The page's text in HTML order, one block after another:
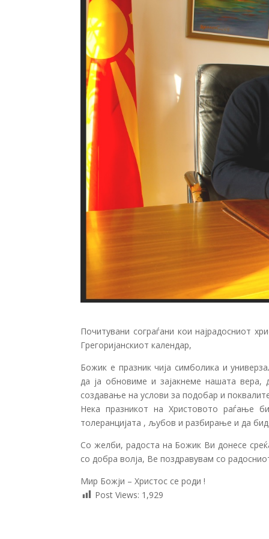
Почитувани сограѓани кои најрадосниот
Грегоријанскиот календар,
Божик е празник чија симболика и
да ја обновиме и зајакнеме нашата
создавање на услови за подобар и
Нека празникот на Христовото раѓање
толеранцијата , љубов и разбирање и да
Со желби, радоста на Божик Ви донесе
со добра волја, Ве поздравувам со
Мир Божји – Христос се роди !
Post Views: 1,929